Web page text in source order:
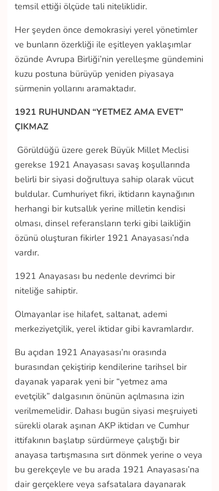
temsil ettiği ölçüde tali niteliklidir.
Her şeyden önce demokrasiyi yerel yönetimler
ve bunların özerkliği ile eşitleyen yaklaşımlar
özünde Avrupa Birliği’nin yerelleşme gündemini
kuzu postuna bürüyüp yeniden piyasaya
sürmenin yollarını aramaktadır.
1921 RUHUNDAN “YETMEZ AMA EVET”
ÇIKMAZ
Görüldüğü üzere gerek Büyük Millet Meclisi
gerekse 1921 Anayasası savaş koşullarında
belirli bir siyasi doğrultuya sahip olarak vücut
buldular. Cumhuriyet fikri, iktidarın kaynağının
herhangi bir kutsallık yerine milletin kendisi
olması, dinsel referansların terki gibi laikliğin
özünü oluşturan fikirler 1921 Anayasası’nda
vardır.
1921 Anayasası bu nedenle devrimci bir
niteliğe sahiptir.
Olmayanlar ise hilafet, saltanat, ademi
merkeziyetçilik, yerel iktidar gibi kavramlardır.
Bu açıdan 1921 Anayasası’nı orasında
burasından çekiştirip kendilerine tarihsel bir
dayanak yaparak yeni bir “yetmez ama
evetçilik” dalgasının önünün açılmasına izin
verilmemelidir. Dahası bugün siyasi meşruiyeti
sürekli olarak aşınan AKP iktidarı ve Cumhur
ittifakının başlatıp sürdürmeye çalıştığı bir
anayasa tartışmasına sırt dönmek yerine o veya
bu gerekçeyle ve bu arada 1921 Anayasası’na
dair gerçeklere veya safsatalara dayanarak